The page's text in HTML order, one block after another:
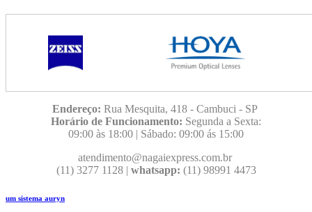
Endereço: Rua Mesquita, 418 - Cambuci - SP
Horário de Funcionamento: Segunda a Sexta:
09:00 às 18:00 | Sábado: 09:00 ás 15:00
atendimento@nagaiexpress.com.br
(11) 3277 1128 | whatsapp: (11) 98991 4473
um sistema auryn